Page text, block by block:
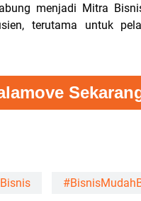
menjadi Mitra
terutama untuk